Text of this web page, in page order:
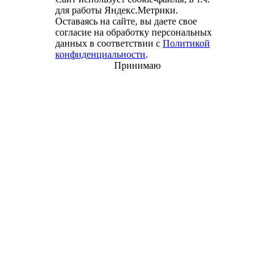
для работы Яндекс.Метрики.
Оставаясь на сайте, вы даете свое
согласие на обработку персональных
данных в соответствии с Политикой
конфиденциальности.
Принимаю